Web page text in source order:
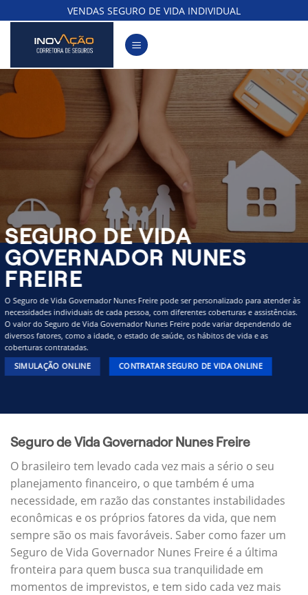
to
content
VENDAS SEGURO DE VIDA INDIVIDUAL
SEGURO DE VIDA
GOVERNADOR NUNES
FREIRE
O Seguro de Vida Governador Nunes Freire pode ser personalizado para atender às
necessidades individuais de cada pessoa, com diferentes coberturas e assistências.
O valor do Seguro de Vida Governador Nunes Freire pode variar dependendo de
diversos fatores, como a idade, o estado de saúde, os hábitos de vida e as
coberturas contratadas.
SIMULAÇÃO ONLINE CONTRATAR SEGURO DE VIDA ONLINE
Seguro de Vida Governador Nunes Freire
O brasileiro tem levado cada vez mais a sério o seu
planejamento financeiro, o que também é uma
necessidade, em razão das constantes instabilidades
econômicas e os próprios fatores da vida, que nem
sempre são os mais favoráveis. Saber como fazer um
Seguro de Vida Governador Nunes Freire é a última
fronteira para quem busca sua tranquilidade em
momentos de imprevistos, e tem sido cada vez mais